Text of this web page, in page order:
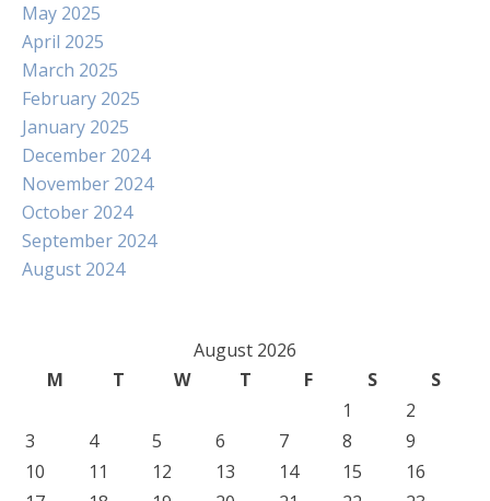
May 2025
April 2025
March 2025
February 2025
January 2025
December 2024
November 2024
October 2024
September 2024
August 2024
August 2026
M
T W T F S
S
1
2
3
4 5 6 7 8
9
10
11 12 13 14 15
16